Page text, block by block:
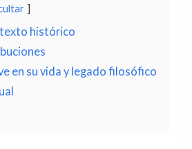
histórico
en su vida y legado filosófico